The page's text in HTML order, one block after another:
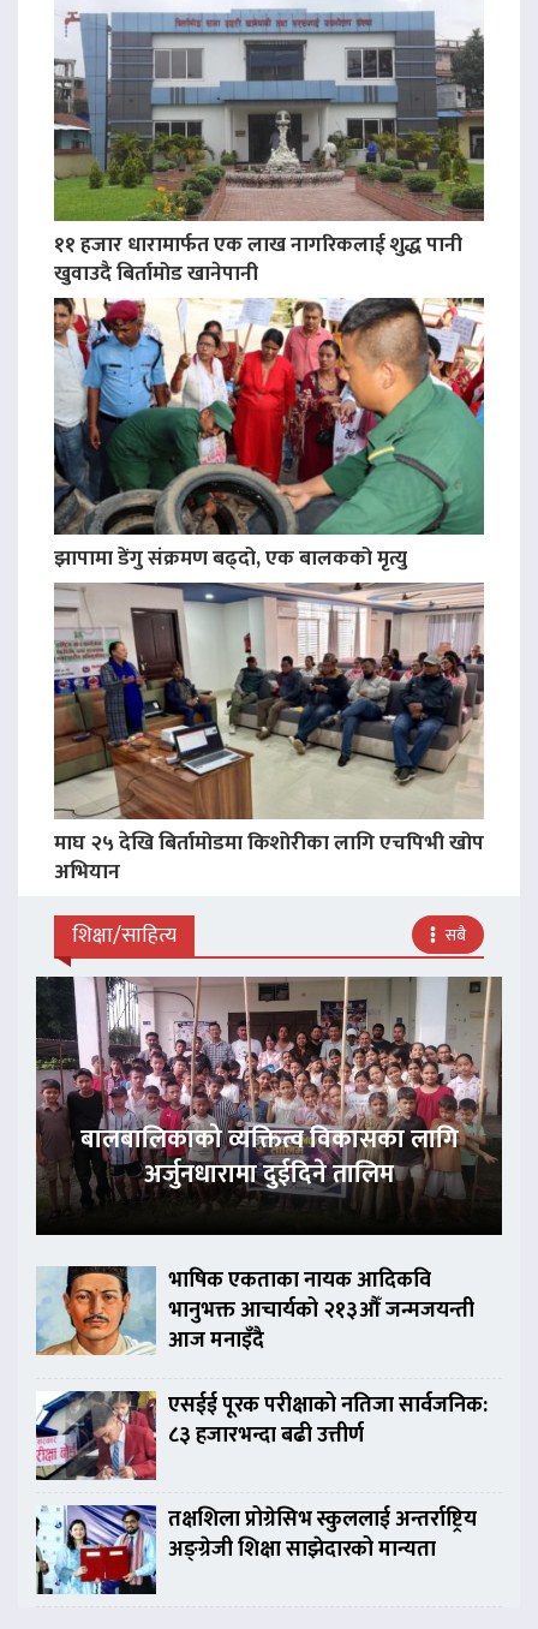
११ हजार धारामार्फत एक लाख नागरिकलाई शुद्ध पानी
खुवाउदै बिर्तामोड खानेपानी
झापामा डेंगु संक्रमण बढ्दो, एक बालकको मृत्यु
माघ २५ देखि बिर्तामोडमा किशोरीका लागि एचपिभी खोप
अभियान
शिक्षा/साहित्य सबै
बालबालिकाको व्यक्तित्व विकासका लागि
अर्जुनधारामा दुईदिने तालिम
भाषिक एकताका नायक आदिकवि
भानुभक्त आचार्यको २१३औँ जन्मजयन्ती
आज मनाइँदै
एसईई पूरक परीक्षाको नतिजा सार्वजनिक:
८३ हजारभन्दा बढी उत्तीर्ण
तक्षशिला प्रोग्रेसिभ स्कुललाई अन्तर्राष्ट्रिय
अङ्ग्रेजी शिक्षा साझेदारको मान्यता